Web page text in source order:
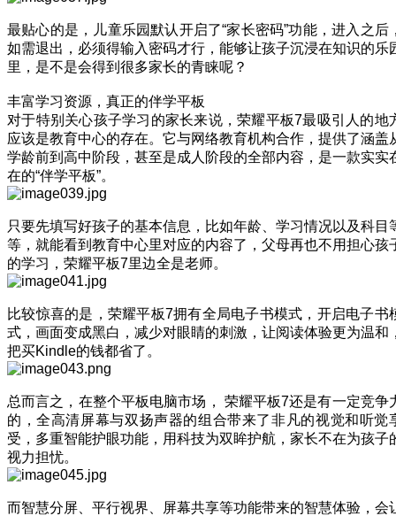
最贴心的是，儿童乐园默认开启了“家长密码”功能，进入之后
如需退出，必须得输入密码才行，能够让孩子沉浸在知识的乐
里，是不是会得到很多家长的青睐呢？
丰富学习资源，真正的伴学平板
对于特别关心孩子学习的家长来说，荣耀平板7最吸引人的地
应该是教育中心的存在。它与网络教育机构合作，提供了涵盖
学龄前到高中阶段，甚至是成人阶段的全部内容，是一款实实
在的“伴学平板”。
只要先填写好孩子的基本信息，比如年龄、学习情况以及科目
等，就能看到教育中心里对应的内容了，父母再也不用担心孩
的学习，荣耀平板7里边全是老师。
比较惊喜的是，荣耀平板7拥有全局电子书模式，开启电子书
式，画面变成黑白，减少对眼睛的刺激，让阅读体验更为温和
把买Kindle的钱都省了。
总而言之，在整个平板电脑市场， 荣耀平板7还是有一定竞争
的，全高清屏幕与双扬声器的组合带来了非凡的视觉和听觉
受，多重智能护眼功能，用科技为双眸护航，家长不在为孩子
视力担忧。
而智慧分屏、平行视界、屏幕共享等功能带来的智慧体验，会